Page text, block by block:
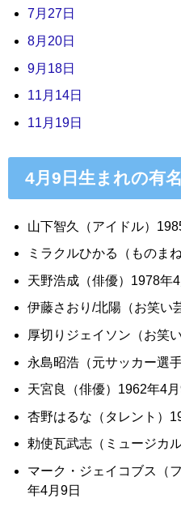
7月27日
8月20日
9月18日
11月14日
11月19日
4月9日生まれの有
山下智久（アイドル）
ミラクルひかる（ものま
天野浩成（俳優）1978年4
伊藤さおり/北陽（お笑い
厚切りジェイソン（お笑
永島昭浩（元サッカー選
天宮良（俳優）1962年4月
杏野はるな（タレント）
勅使瓦武志（ミュージカ
マーク・ジェイコブス（
年4月9日